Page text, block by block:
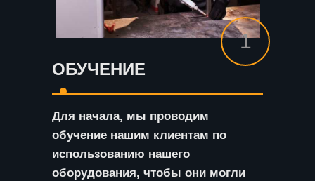
ОБУЧЕНИЕ
Для начала, мы проводим
обучение нашим клиентам по
использованию нашего
оборудования, чтобы они могли
1